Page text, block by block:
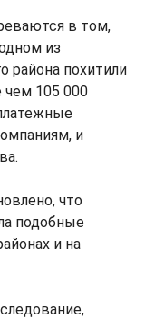
в том,
из
района похитили
105 000
и
что
подобные
и на